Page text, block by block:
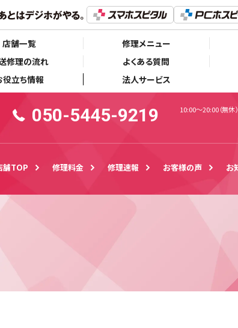
店舗一覧 修理メニュー
修理の流れ
よくある質問
役立ち情報
法人サービス
050-5445-9219
10:00〜20:00（無休）
050-5445-9219 10:00〜20:00（無休）
舗TOP 修理料金 修理速報 お客様の声 お